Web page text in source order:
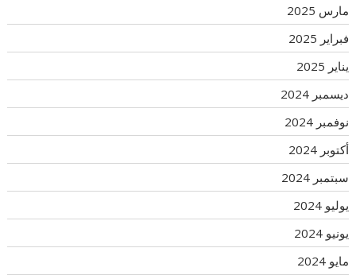
مارس 2025
فبراير 2025
يناير 2025
ديسمبر 2024
نوفمبر 2024
أكتوبر 2024
سبتمبر 2024
يوليو 2024
يونيو 2024
مايو 2024